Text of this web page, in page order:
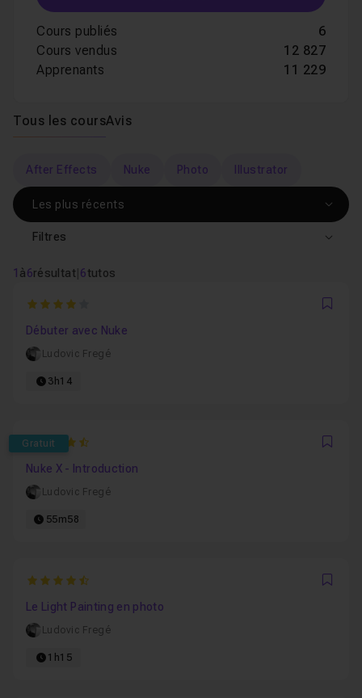
Cours publiés
6
Cours vendus
12 827
Apprenants
11 229
Tous les coursAvis
After Effects Nuke Photo Illustrator
1 à6résultat| 6tutos
Filtres
4
Débuter avec Nuke
Ludovic Fregé
3h14
Gratuit
4.8
Nuke X - Introduction
Ludovic Fregé
55m58
4.4375
Le Light Painting en photo
Ludovic Fregé
1h15